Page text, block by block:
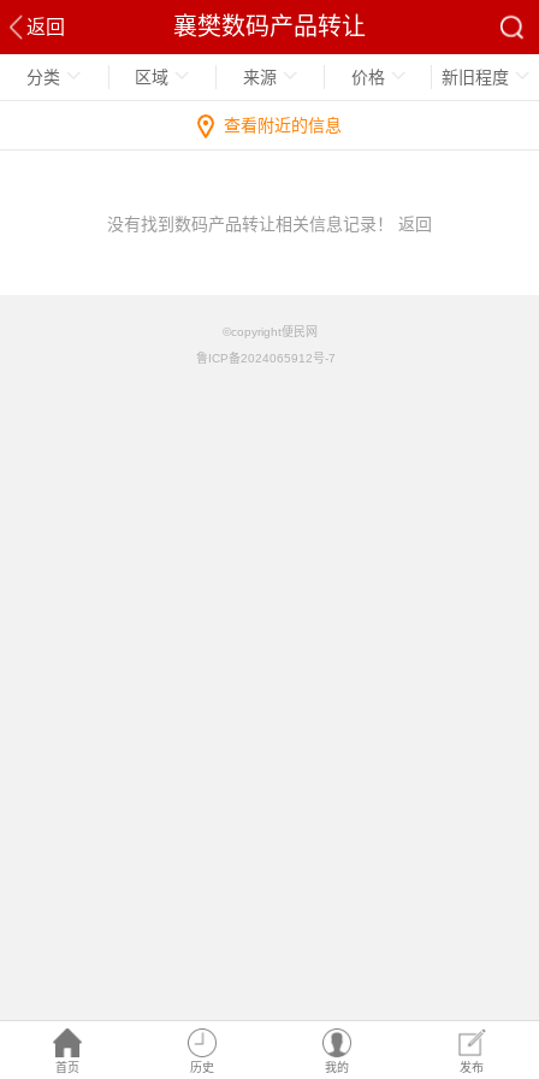
返回 襄樊数码产品转让
首页 历史 我的 发布
分类 区域 来源 价格 新旧程度
查看附近的信息
没有找到数码产品转让相关信息记录！ 返回
©copyright便民网
鲁ICP备2024065912号-7